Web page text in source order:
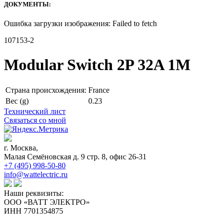
ДОКУМЕНТЫ:
Ошибка загрузки изображения: Failed to fetch
107153-2
Modular Switch 2P 32A 1M
Страна происхождения: France
Вес (g)
0.23
Технический лист
Связаться со мной
г. Москва,
Малая Семёновская д. 9 стр. 8, офис 26-31
+7 (495) 998-50-80
info@wattelectric.ru
Наши реквизиты:
ООО «ВАТТ ЭЛЕКТРО»
ИНН 7701354875